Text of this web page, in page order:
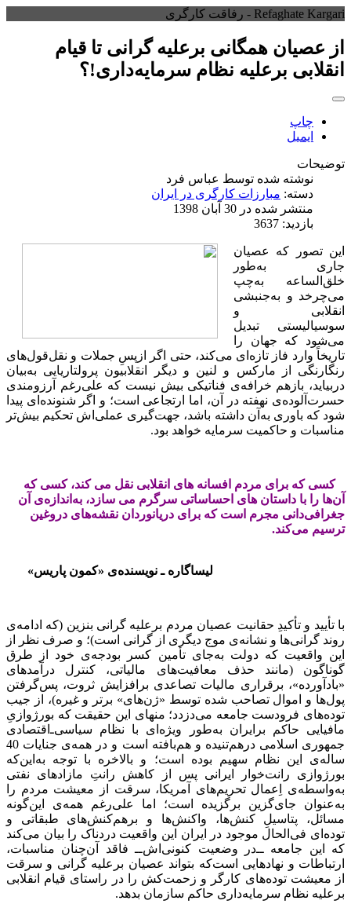
Refaghate Kargari - رفاقت کارگری
از عصیان همگانی برعلیه گرانی تا قیام
انقلابی برعلیه نظام سرمایه‌داری!؟
چاپ
ایمیل
توضیحات
نوشته شده توسط عباس فرد
دسته: مبارزات کارگری در ایران
منتشر شده در 30 آبان 1398
بازدید: 3637
این تصور که عصیان
جاری به‌‌طور
خلق‌الساعه‌ به‌چپ
می‌چرخد و به‌جنبشی
انقلابی و
سوسیالیستی تبدیل
می‌شود که جهان را
تاریخاً وارد فاز تازه‌ای می‌کند، حتی اگر ازپسِ جملات و نقل‌قول‌های
رنگارنگی از مارکس و لنین و دیگر انقلابیون پرولتاریایی به‌بیان
دربیاید، بازهم خرافه‌ی فناتیکی بیش نیست که علی‌رغم آرزومندی
حسرت‌آلوده‌ی نهفته در آن، اما ارتجاعی است؛ و اگر شنونده‌ای پیدا
شود که باوری به‌آن داشته باشد، جهت‌گیری عملی‌اش تحکیم بیش‌تر
مناسبات و حاکمیت سرمایه خواهد بود.
کسی که برای مردم افسانه‏ های انقلابی نقل می‏ کند، کسی که
آن‌ها را با داستان‏ های احساساتی سرگرم می‏ سازد، به‌اندازه‌ی آن
جغرافی‌دانی مجرم است که برای دريانوردان نقشه‌های در وغين
ترسیم میکند.
لیساگاره ـ نویسنده‌ی «کمون پاریس»
با تأیید و تأکیدِ حقانیت عصیان مردم برعلیه گرانی بنزین (که ادامه‌ی
روند گرانی‌ها و نشانه‌ی موج دیگری از گرانی است)؛ و صرف نظر از
این واقعیت که دولت به‌جای تأمین کسر بودجه‌ی خود از طرق
گوناگون (مانند حذف معافیت‌های مالیاتی، کنترل درآمدهای
«بادآورده»، برقراری مالیات تصاعدی برافزایش ثروت، پس‌گرفتن
پول‌ها و اموال تصاحب شده توسط «ژن‌های» برتر و غیره)، از جیب
توده‌های فرودست جامعه می‌دزدد؛ منهای این حقیقت که بورژوازیِ
مافیایی حاکم برایران به‌طور ویژه‌ای با نظام سیاسی‌ـ‌‌اقتصادی
جمهوری اسلامی درهم‌تنیده و هم‌بافته است و در همه‌ی جنایات‌ 40
ساله‌‌ی این نظام سهیم بوده است؛ و بالاخره با توجه به‌این‌که
بورژوازی رانت‌خوار ایرانی پس از کاهش رانت‌ِ مازادهای نفتی
به‌واسطه‌ی اِعمال تحریم‌های آمریکا، سرقت از معیشت مردم را
به‌عنوان جای‌گزین برگزیده است؛ اما علی‌رغم همه‌ی این‌گونه
مسائل، پتاسیلِ کنش‌‌ها، واکنش‌ها و برهم‌کنش‌های طبقاتی و
توده‌ای فی‌الحال موجود در ایران این واقعیت دردناک را بیان می‌کند
که این جامعه ــ‌در وضعیت کنونی‌اش‌ــ فاقد آن‌چنان مناسبات،
ارتباطات و نهادهایی است‌که بتواند عصیان برعلیه گرانی و سرقت
از معیشت توده‌های کارگر و زحمت‌کش را در راستای قیام انقلابی
برعلیه نظام سرمایه‌داری حاکم سازمان بدهد.